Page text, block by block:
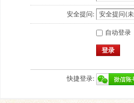
安全提问:
自动登录
登录
快捷登录: